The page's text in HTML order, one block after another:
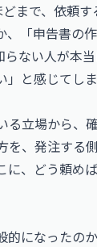
どまで、依頼
「申告書の
ない人が本
と感じてし
る立場から、
、発注する
、どう頼め
になったの